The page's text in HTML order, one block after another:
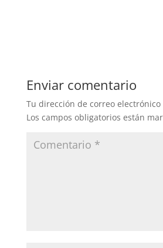
Enviar comentario
Tu dirección de correo
Los campos obligatorios están